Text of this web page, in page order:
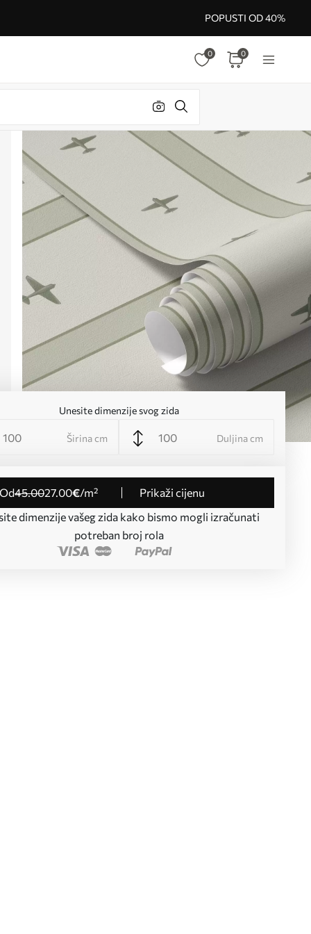
POPUSTI OD 40%
0 0
Unesite dimenzije svog zida
Širina cm Duljina cm
od45.0027.00€/m²
Prikaži cijenu
dimenzije vašeg zida kako bismo mogli izračunati
potreban broj rola